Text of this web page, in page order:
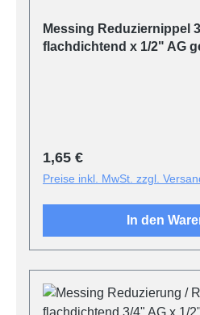
Messing Reduziernippel
flachdichtend x 1/2" AG
Regulärer Preis:
1,65 €
Preise inkl. MwSt. zzgl.
In den